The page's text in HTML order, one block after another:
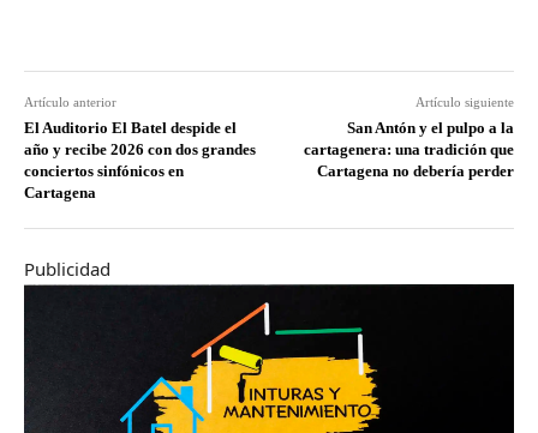
Artículo anterior
El Auditorio El Batel despide el
año y recibe 2026 con dos grandes
conciertos sinfónicos en
Cartagena
Artículo siguiente
San Antón y el pulpo a la
cartagenera: una tradición que
Cartagena no debería perder
Publicidad